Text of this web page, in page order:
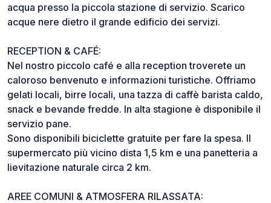
acqua presso la piccola stazione di servizio. Scarico
acque nere dietro il grande edificio dei servizi.
RECEPTION & CAFÉ:
Nel nostro piccolo café e alla reception troverete un
caloroso benvenuto e informazioni turistiche. Offriamo
gelati locali, birre locali, una tazza di caffè barista caldo,
snack e bevande fredde. In alta stagione è disponibile il
servizio pane.
Sono disponibili biciclette gratuite per fare la spesa. Il
supermercato più vicino dista 1,5 km e una panetteria a
lievitazione naturale circa 2 km.
AREE COMUNI & ATMOSFERA RILASSATA: